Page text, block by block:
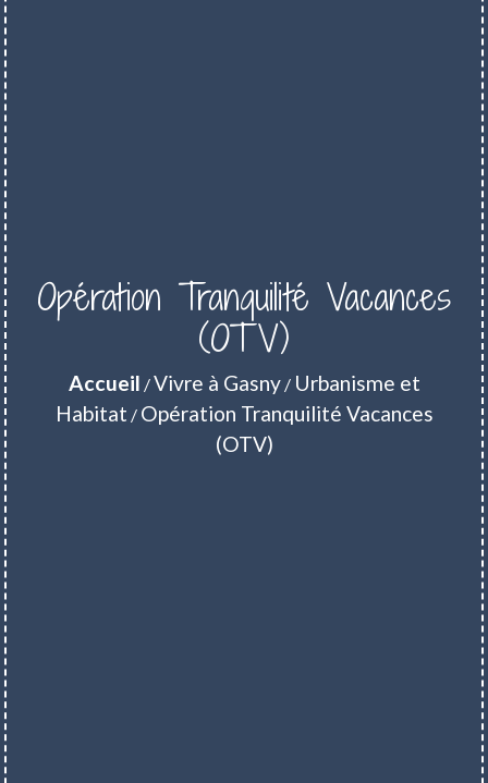
Opération Tranquilité Vacances
(OTV)
Accueil /Vivre à Gasny/ Urbanisme et
Habitat / Opération Tranquilité Vacances
(OTV)